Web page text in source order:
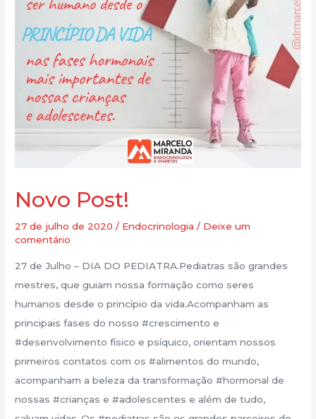
Novo Post!
27 de julho de 2020/ Endocrinologia / Deixe um
comentário
27 de Julho – DIA DO PEDIATRA.Pediatras são grandes
mestres, que guiam nossa formação como seres
humanos desde o princípio da vida.Acompanham as
principais fases do nosso #crescimento e
#desenvolvimento físico e psíquico, orientam nossos
primeiros contatos com os #alimentos do mundo,
acompanham a beleza da transformação #hormonal de
nossas #crianças e #adolescentes e além de tudo,